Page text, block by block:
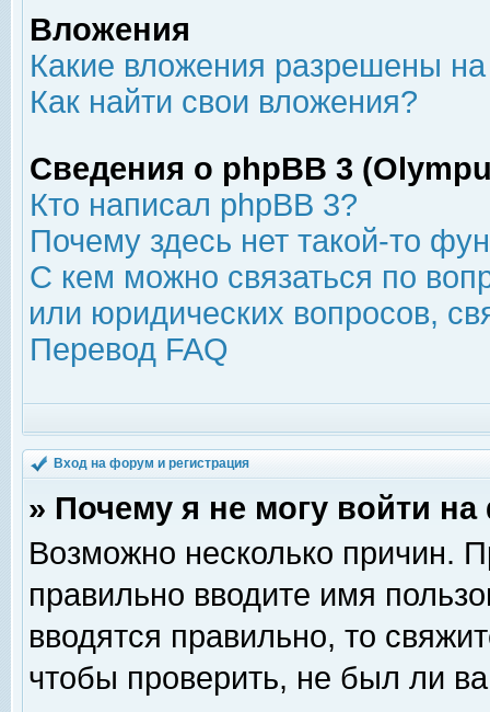
Вложения
Какие вложения разрешены
Как найти свои вложения?
Сведения о phpBB 3
Кто написал phpBB 3?
Почему здесь нет такой-то
С кем можно связаться по
или юридических вопросов,
Перевод FAQ
Вход на форум и регистрация
» Почему я не могу войти
Возможно несколько причин.
правильно вводите имя
вводятся правильно, то
чтобы проверить, не был ли